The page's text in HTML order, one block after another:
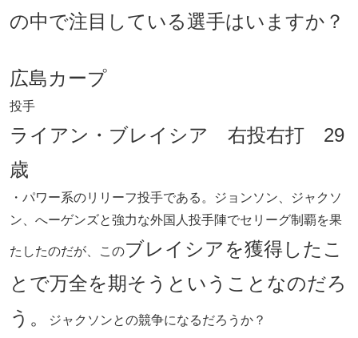
の中で注目している選手はいますか？
広島カープ
投手
ライアン・ブレイシア 右投右打 29
歳
・パワー系のリリーフ投手である。ジョンソン、ジャクソ
ン、へーゲンズと強力な外国人投手陣でセリーグ制覇を果
たしたのだが、このブレイシアを獲得したこ
とで万全を期そうということなのだろ
う。
ジャクソンとの競争になるだろうか？